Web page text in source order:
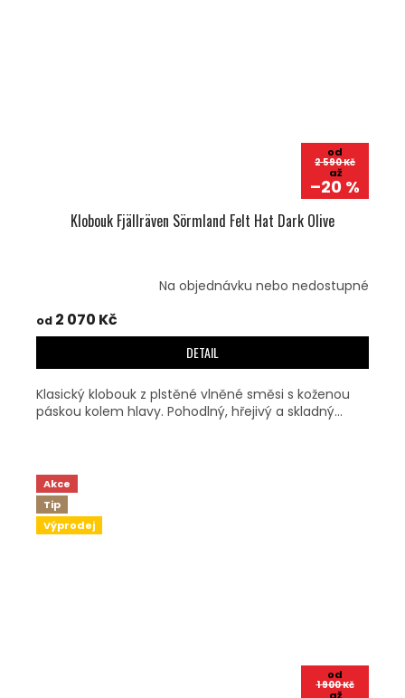
od
2 590 Kč
až
–20 %
Klobouk Fjällräven Sörmland Felt Hat Dark Olive
Na objednávku nebo nedostupné
od 2 070 Kč
DETAIL
Klasický klobouk z plstěné vlněné směsi s koženou
páskou kolem hlavy. Pohodlný, hřejivý a skladný...
Akce
Tip
Výprodej
od
1 900 Kč
až